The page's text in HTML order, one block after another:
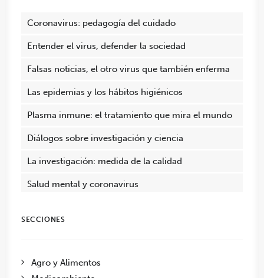
Coronavirus: pedagogía del cuidado
Entender el virus, defender la sociedad
Falsas noticias, el otro virus que también enferma
Las epidemias y los hábitos higiénicos
Plasma inmune: el tratamiento que mira el mundo
Diálogos sobre investigación y ciencia
La investigación: medida de la calidad
Salud mental y coronavirus
SECCIONES
Agro y Alimentos